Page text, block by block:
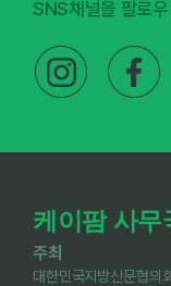
SNS채널을 팔로
케이팜 사무
주최
대한민국지방신문협